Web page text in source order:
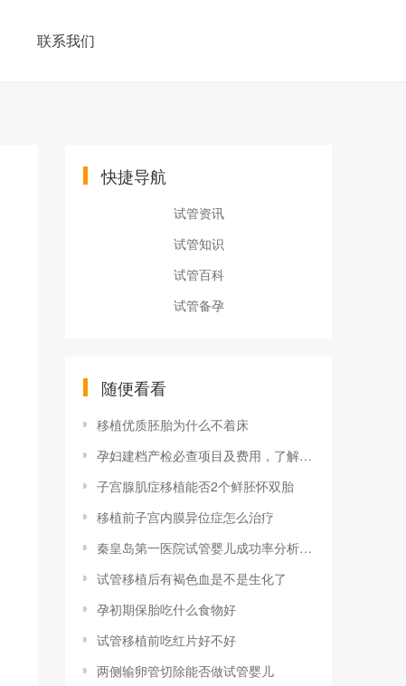
联系我们
快捷导航
试管资讯
试管知识
试管百科
试管备孕
随便看看
移植优质胚胎为什么不着床
孕妇建档产检必查项目及费用，了解清楚才不花冤枉钱
子宫腺肌症移植能否2个鲜胚怀双胎
移植前子宫内膜异位症怎么治疗
秦皇岛第一医院试管婴儿成功率分析，能否成功关键看5点
试管移植后有褐色血是不是生化了
孕初期保胎吃什么食物好
试管移植前吃红片好不好
两侧输卵管切除能否做试管婴儿